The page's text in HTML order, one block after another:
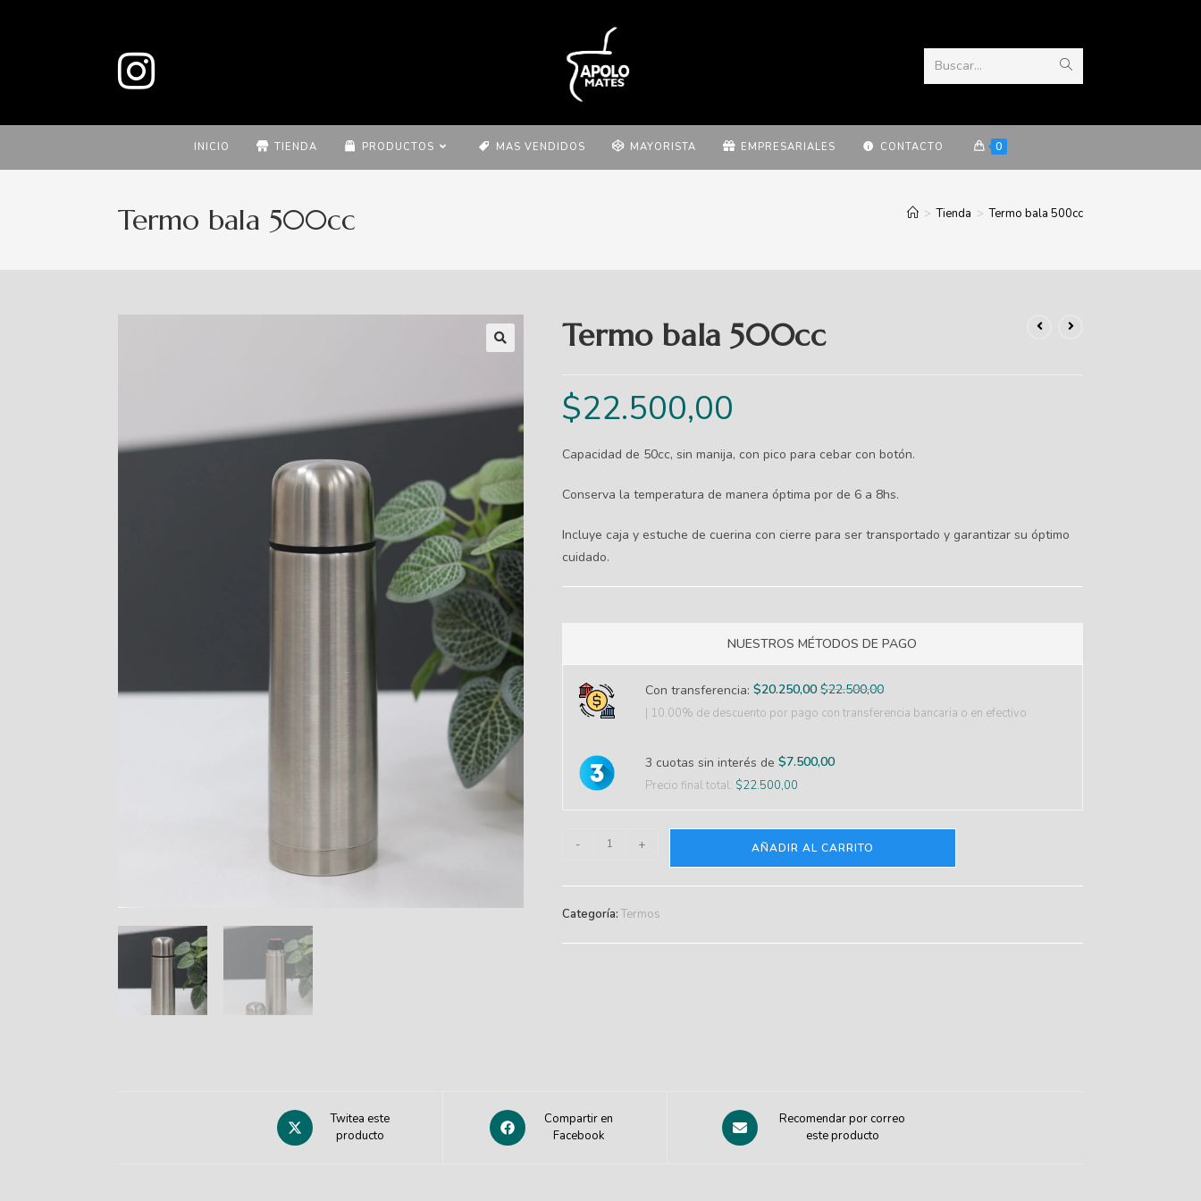
Buscar...
INICIO TIENDA PRODUCTOS MAS VENDIDOS MAYORISTA EMPRESARIALES CONTACTO 0
Termo bala 500cc > Tienda > Termo bala 500cc
Termo bala 500cc
$22.500,00
Capacidad de 50cc, sin manija, con pico para cebar con botón.
Conserva la temperatura de manera óptima por de 6 a 8hs.
Incluye caja y estuche de cuerina con cierre para ser transportado y garantizar su óptimo
cuidado.
NUESTROS MÉTODOS DE PAGO
Con transferencia: $20.250,00 $22.500,00
| 10.00% de descuento por pago con transferencia bancaria o en efectivo
3 cuotas sin interés de $7.500,00
Precio final total: $22.500,00
- + AÑADIR AL CARRITO
Categoría: Termos
Twitea este
producto
Compartir en
Facebook
Recomendar por correo
este producto